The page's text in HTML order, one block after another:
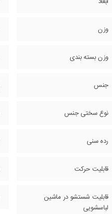
وزن
وزن بسته بندی
جنس
نوع سختی جنس
رده سنی
قابلیت حرکت
قابلیت شستشو در ماشین
لباسشویی